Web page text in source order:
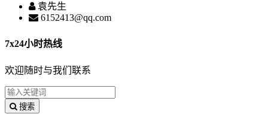
袁先生
6152413@qq.com
7x24小时热线
欢迎随时与我们联系
搜索